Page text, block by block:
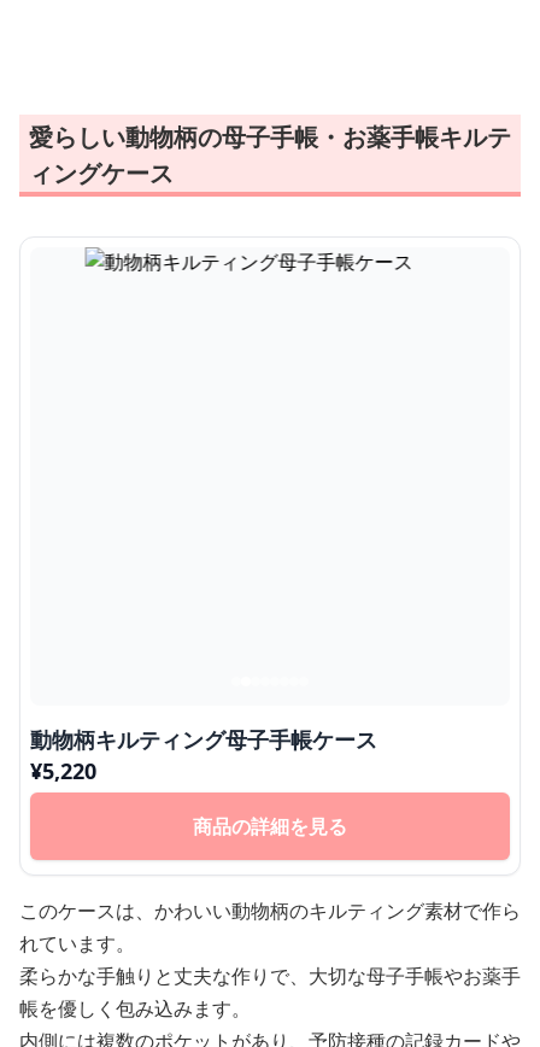
愛らしい動物柄の母子手帳・お薬手帳キルテ
ィングケース
動物柄キルティング母子手帳ケース
¥5,220
商品の詳細を見る
このケースは、かわいい動物柄のキルティング素材で作ら
れています。
柔らかな手触りと丈夫な作りで、大切な母子手帳やお薬手
帳を優しく包み込みます。
内側には複数のポケットがあり、予防接種の記録カードや